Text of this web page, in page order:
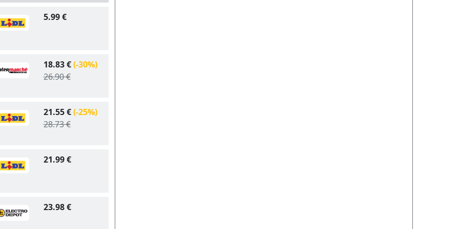
5.99 €
18.83 €(-30%)
26.90 €
21.55 €(-25%)
28.73 €
21.99 €
23.98 €